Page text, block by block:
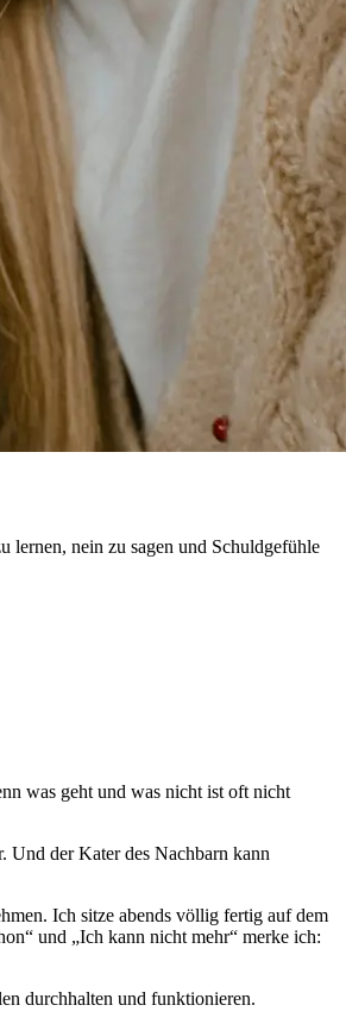
lernen, nein zu sagen und Schuldgefühle
was geht und was nicht ist oft nicht
Und der Kater des Nachbarn kann
Ich sitze abends völlig fertig auf dem
und „Ich kann nicht mehr“ merke ich:
durchhalten und funktionieren.